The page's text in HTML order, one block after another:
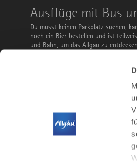
Ausflüge mit Bus
Du musst keinen Parkplatz suchen,
noch ein Bier bestellen und ist
und Bahn, um das Allgäu zu
Ausflüge
mit
Bus
und
Bahn